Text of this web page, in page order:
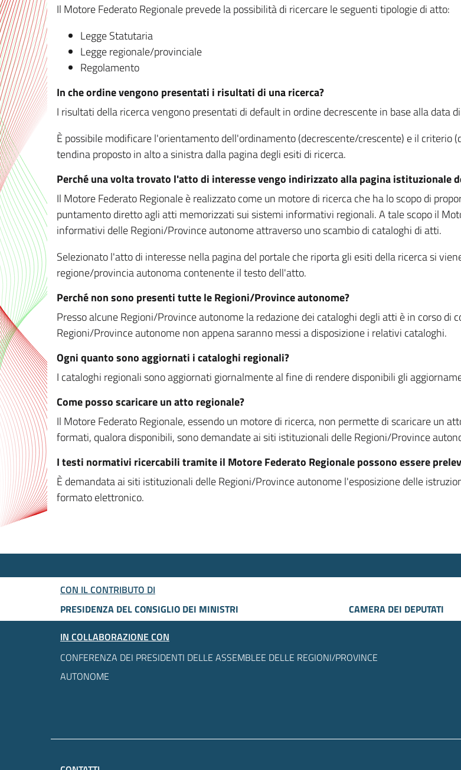
Il Motore Federato Regionale prevede la possibilità di ricercare le seguenti tipologie di atto:
Legge Statutaria
Legge regionale/provinciale
Regolamento
In che ordine vengono presentati i risultati di una ricerca?
I risultati della ricerca vengono presentati di default in ordine decrescente in base alla data
È possibile modificare l'orientamento dell'ordinamento (decrescente/crescente) e il
tendina proposto in alto a sinistra dalla pagina degli esiti di ricerca.
Perché una volta trovato l'atto di interesse vengo indirizzato alla pagina istituzionale
Il Motore Federato Regionale è realizzato come un motore di ricerca che ha lo scopo di
puntamento diretto agli atti memorizzati sui sistemi informativi regionali. A tale scopo il
informativi delle Regioni/Province autonome attraverso uno scambio di cataloghi di atti.
Selezionato l'atto di interesse nella pagina del portale che riporta gli esiti della ricerca si
regione/provincia autonoma contenente il testo dell'atto.
Perché non sono presenti tutte le Regioni/Province autonome?
Presso alcune Regioni/Province autonome la redazione dei cataloghi degli atti è in corso di
Regioni/Province autonome non appena saranno messi a disposizione i relativi cataloghi.
Ogni quanto sono aggiornati i cataloghi regionali?
I cataloghi regionali sono aggiornati giornalmente al fine di rendere disponibili gli
Come posso scaricare un atto regionale?
Il Motore Federato Regionale, essendo un motore di ricerca, non permette di scaricare un
formati, qualora disponibili, sono demandate ai siti istituzionali delle Regioni/Province
I testi normativi ricercabili tramite il Motore Federato Regionale possono essere
È demandata ai siti istituzionali delle Regioni/Province autonome l'esposizione delle
formato elettronico.
CON IL CONTRIBUTO DI
PRESIDENZA DEL CONSIGLIO DEI MINISTRI
CAMERA DEI DEPUTATI
IN COLLABORAZIONE CON
CONFERENZA DEI PRESIDENTI DELLE ASSEMBLEE DELLE REGIONI/PROVINCE
AUTONOME